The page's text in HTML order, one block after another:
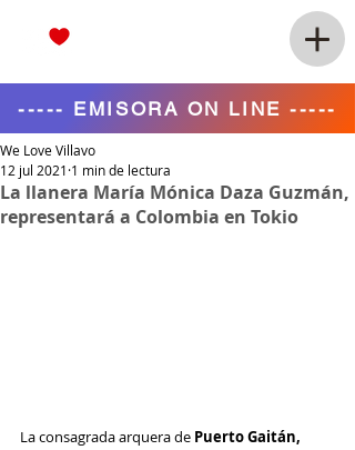
----- EMISORA ON LINE -----
La llanera María Mónica Daza Guzmán,
representará a Colombia en Tokio
We Love Villavo
12 jul 2021 1 min de lectura
La consagrada arquera de Puerto Gaitán,